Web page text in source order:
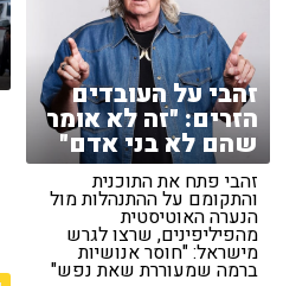
זהבי על העובדים
הזרים: "זה לא אומר
שהם לא בני אדם"
זהבי פתח את התוכנית
והתקומם על ההתנהלות מול
הנערה האוטיסטית
מהפיליפינים, שרצו לגרש
מישראל: "חוסר אנושיות
ברמה שמעוררת שאת נפש"